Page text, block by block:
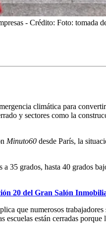
- Crédito: Foto: tomada
climática para
y sectores como la
Minuto60 desde París, la
35 grados, hasta 40 grados
20 del Gran Salón
que numerosos
escuelas están cerradas